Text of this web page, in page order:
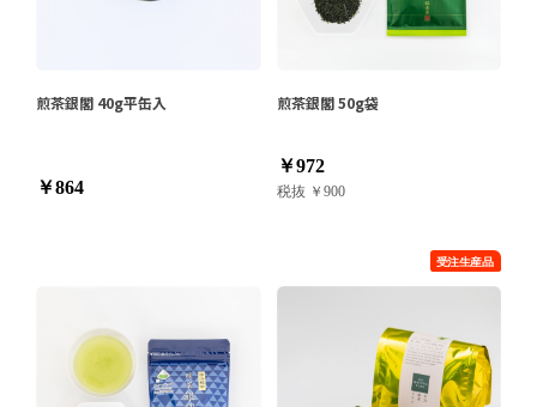
煎茶銀閣 40g平缶入
￥864
煎茶銀閣 50g袋
￥972
税抜 ￥900